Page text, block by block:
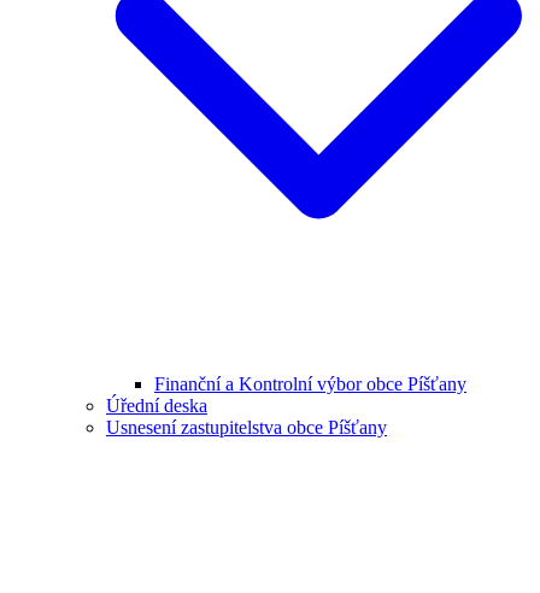
Finanční a Kontrolní výbor obce Píšťany
Úřední deska
Usnesení zastupitelstva obce Píšťany